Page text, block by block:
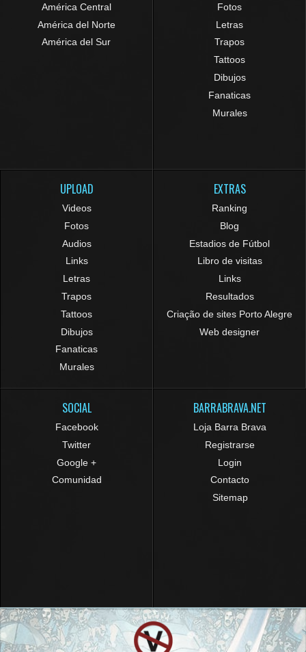
América Central
América del Norte
América del Sur
Fotos
Letras
Trapos
Tattoos
Dibujos
Fanaticas
Murales
UPLOAD
Videos
Fotos
Audios
Links
Letras
Trapos
Tattoos
Dibujos
Fanaticas
Murales
EXTRAS
Ranking
Blog
Estadios de Fútbol
Libro de visitas
Links
Resultados
Criação de sites Porto Alegre
Web designer
SOCIAL
Facebook
Twitter
Google +
Comunidad
BARRABRAVA.NET
Loja Barra Brava
Registrarse
Login
Contacto
Sitemap